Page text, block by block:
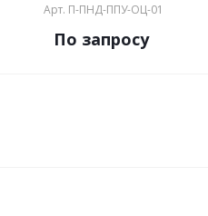
Арт. П-ПНД-ППУ-ОЦ-01
По запросу